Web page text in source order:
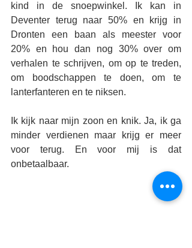
kind in de snoepwinkel. Ik kan in
Deventer terug naar 50% en krijg in
Dronten een baan als meester voor
20% en hou dan nog 30% over om
verhalen te schrijven, om op te treden,
om boodschappen te doen, om te
lanterfanteren en te niksen.
Ik kijk naar mijn zoon en knik. Ja, ik ga
minder verdienen maar krijg er meer
voor terug. En voor mij is dat
onbetaalbaar.